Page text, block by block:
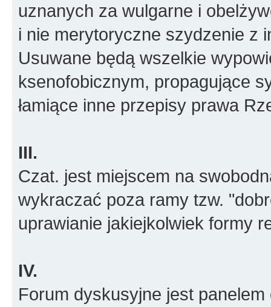
uznanych za wulgarne i
i nie merytoryczne szydzenie z
Usuwane będą wszelkie
ksenofobicznym, propagujące
łamiące inne przepisy prawa
III.
Czat. jest miejscem na
wykraczać poza ramy tzw.
uprawianie jakiejkolwiek formy
IV.
Forum dyskusyjne jest